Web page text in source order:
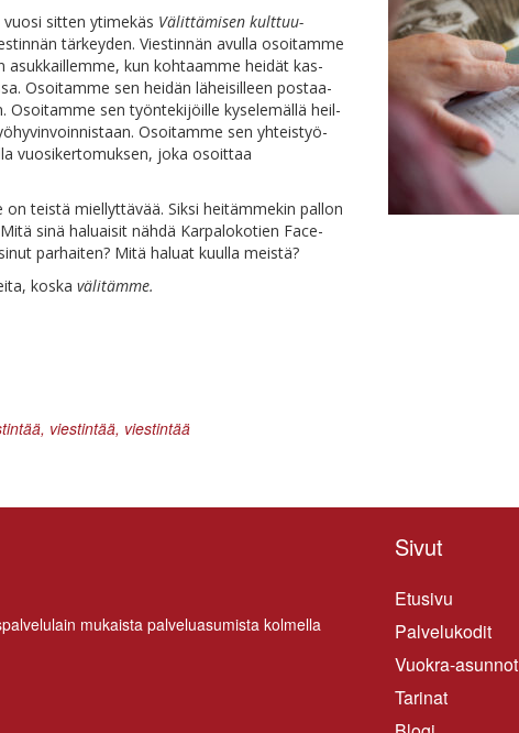
sit­ten yti­me­käs Vä­lit­tä­mi­sen kult­tuu­
tär­key­den. Vies­tin­nän avul­la osoi­tam­me
asuk­kail­lem­me, kun koh­taam­me hei­dät kas­
Osoi­tam­me sen hei­dän lä­hei­sil­leen pos­taa­
Osoi­tam­me sen työn­te­ki­jöil­le ky­se­le­mäl­lä heil­
Osoi­tam­me sen yh­teis­työ­
vuo­si­ker­to­muk­sen, jo­ka osoit­taa
teis­tä miel­lyt­tä­vää. Sik­si hei­täm­me­kin pal­lon
si­nä ha­luai­sit näh­dä Kar­pa­lo­ko­tien Face­
par­hai­ten? Mi­tä ha­luat kuul­la meistä?
kos­ka vä­li­täm­me.
viestintää, viestintää
mu­kais­ta pal­ve­lua­su­mis­ta kol­mel­la
Sivut
Etusivu
Palvelukodit
Vuokra-asunnot
Tarinat